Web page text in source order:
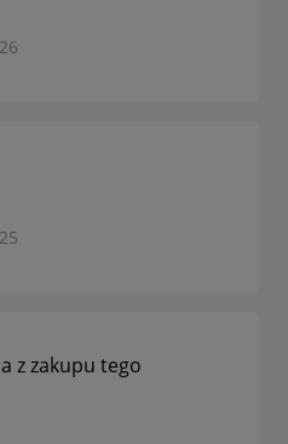
z zakupu tego